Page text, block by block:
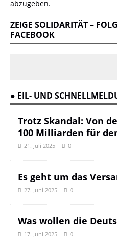
abzugeben.
ZEIGE SOLIDARITÄT –
FACEBOOK
● EIL- UND
Trotz Skandal: Von
100 Milliarden für
21. Juli 2025 0
Es geht um das
27. Juni 2025 0
Was wollen die
17. Juni 2025 0